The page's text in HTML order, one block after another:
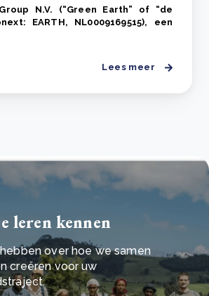
N.V. (“Green Earth” of “de
EARTH, NL0009169515), een
Lees meer
leren kennen
over hoe we samen
creëren voor uw